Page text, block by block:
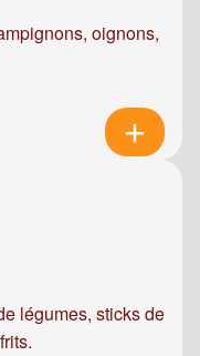
oignons,
légumes, sticks de